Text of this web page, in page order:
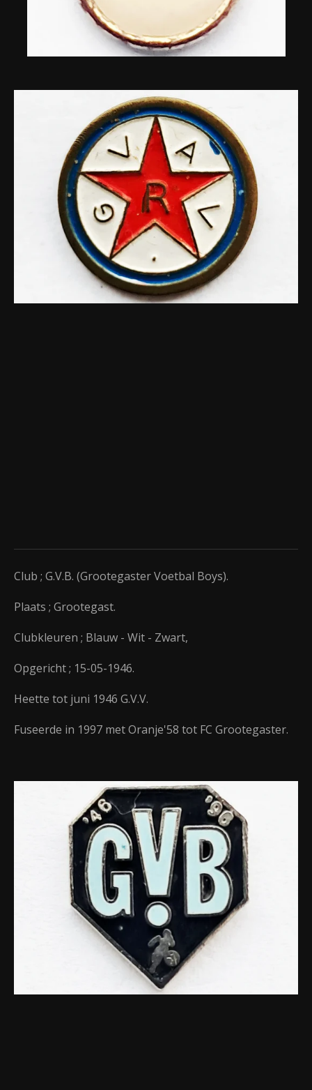
Club ; G.V.B. (Grootegaster Voetbal Boys).
Plaats ; Grootegast.
Clubkleuren ; Blauw - Wit - Zwart,
Opgericht ; 15-05-1946.
Heette tot juni 1946 G.V.V.
Fuseerde in 1997 met Oranje'58 tot FC Grootegaster.